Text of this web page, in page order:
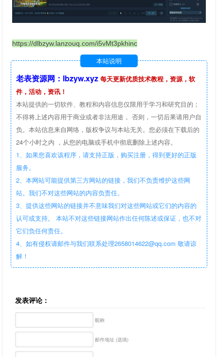
https://dlbzyw.lanzouq.com/i5vMt3pkhinc
本站说明
老表资源网：lbzyw.xyz 每天更新优质技术教程，资源，软
件，活动，资讯！
本站提供的一切软件、教程和内容信息仅限用于学习和研究目的；
不得将上述内容用于商业或者非法用途， 否则，一切后果请用户自
负。本站信息来自网络，版权争议与本站无关。您必须在下载后的
24个小时之内 ，从您的电脑或手机中彻底删除上述内容。
1、如果您喜欢该程序，请支持正版，购买注册，得到更好的正版
服务。
2、本网站可能提供第三方网站的链接，我们不负责维护这些网
站。我们不对这些网站的内容负责任。
3、提供这些网站的链接并不意味我们对这些网站或它们的内容的
认可或支持。 本站不对这些链接网站作出任何陈述或保证，也不对
它们负任何责任。
4、如有侵权请邮件与我们联系处理2658014622@qq.com 敬请谅
解！
发表评论：
昵称
邮件地址 (选填)